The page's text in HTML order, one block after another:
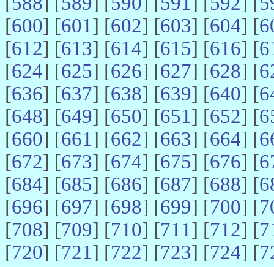
[600] [601] [602] [603] [604] [
[612] [613] [614] [615] [616] [
[624] [625] [626] [627] [628] [
[636] [637] [638] [639] [640] [
[648] [649] [650] [651] [652] [
[660] [661] [662] [663] [664] [
[672] [673] [674] [675] [676] [
[684] [685] [686] [687] [688] [
[696] [697] [698] [699] [700] [
[708] [709] [710] [711] [712] [
[720] [721] [722] [723] [724] [